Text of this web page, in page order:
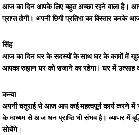
आज का दिन आपके लिए बहुत अच्छा रहने वाला
प्राप्त होगी। अपनी छिपी प्रतिभा का विस्तार
सिंह
आज का दिन घर के सदस्यों के साथ घर के कामों में
आपका रुझान घर को सजाने का रहेगा। घर में उत्साह
कन्या
अपनी चतुराई से आज आप कई महत्वपूर्ण कार्य करने में
के माध्यम से आज धन प्राप्ति भी संभव है। व्यापार में
सोचेंगे।